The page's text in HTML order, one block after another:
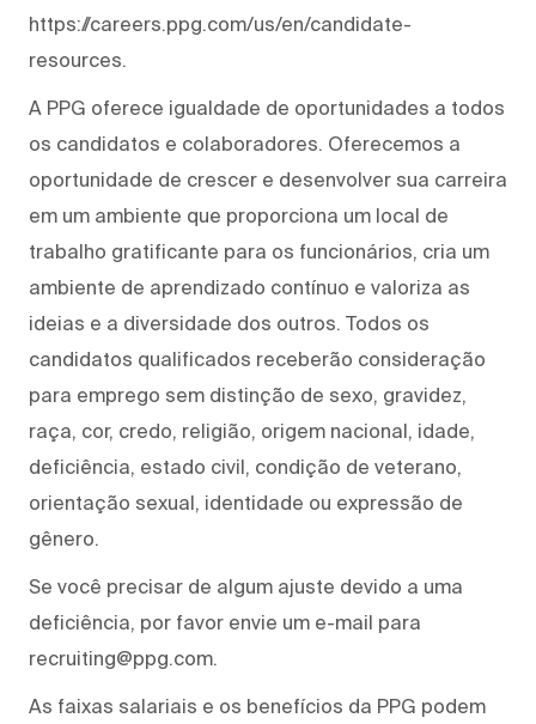
https://careers.ppg.com/us/en/candidate-
resources.
A PPG oferece igualdade de oportunidades a todos
os candidatos e colaboradores. Oferecemos a
oportunidade de crescer e desenvolver sua carreira
em um ambiente que proporciona um local de
trabalho gratificante para os funcionários, cria um
ambiente de aprendizado contínuo e valoriza as
ideias e a diversidade dos outros. Todos os
candidatos qualificados receberão consideração
para emprego sem distinção de sexo, gravidez,
raça, cor, credo, religião, origem nacional, idade,
deficiência, estado civil, condição de veterano,
orientação sexual, identidade ou expressão de
gênero.
Se você precisar de algum ajuste devido a uma
deficiência, por favor envie um e-mail para
recruiting@ppg.com.
As faixas salariais e os benefícios da PPG podem